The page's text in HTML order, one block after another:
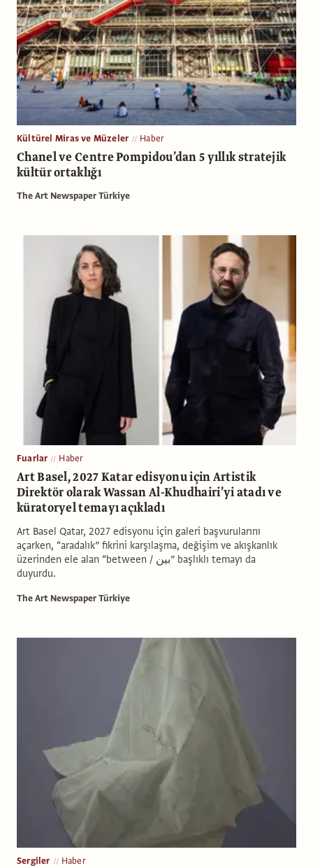
Kültürel Miras ve Müzeler Haber
Chanel ve Centre Pompidou’dan 5 yıllık stratejik
kültür ortaklığı
The Art Newspaper Türkiye
Fuarlar Haber
Art Basel, 2027 Katar edisyonu için Artis­tik
Direktör olarak Wassan Al-Khudhairi’yi atadı ve
küratoryel temayı açıkladı
Art Basel Qatar, 2027 edisyonu için galeri başvurularını
açarken, “aradalık” fikrini karşılaşma, değişim ve akışkanlık
üzerinden ele alan “between / بين” başlıklı temayı da
duyurdu.
The Art Newspaper Türkiye
Sergiler Haber